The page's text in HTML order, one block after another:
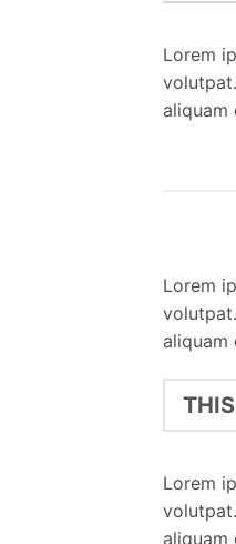
Lorem
aliquam
Lorem
aliquam
Lorem
aliquam